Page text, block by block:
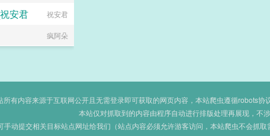
安君 祝安君
疯阿朵
所有内容来源于互联网公开且无需登录即可获取的网页内容，本站爬虫遵循robots
本站仅对抓取到的内容由程序自动进行排版处理再展现，不
手动提交相关目标站点网址给我们（站点内容必须允许游客访问，本站爬虫不会抓